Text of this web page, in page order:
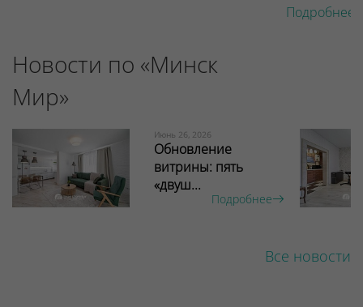
Подробнее
Новости по «Минск
Мир»
Июнь 26, 2026
Обновление
витрины: пять
«двуш...
Подробнее
Все новости